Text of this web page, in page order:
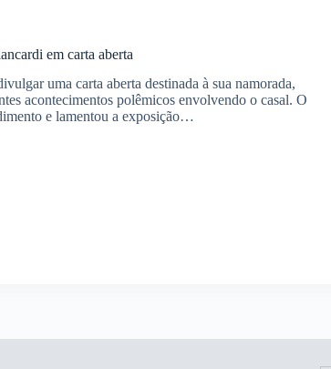
em carta aberta
uma carta aberta destinada à sua namorada,
acontecimentos polêmicos envolvendo o casal. O
e lamentou a exposição…